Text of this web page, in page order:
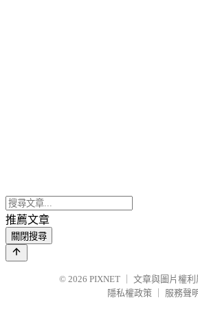
推薦文章
關閉搜尋
© 2026 PIXNET
文章與圖片權
隱私權政策
服務聲